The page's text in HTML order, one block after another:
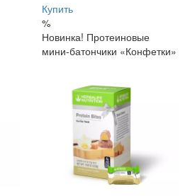
Купить
%
Новинка! Протеиновые
мини-батончики «Конфетки»